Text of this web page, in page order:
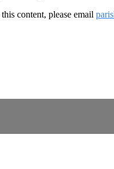
content, please email